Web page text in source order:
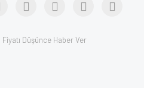
Fiyatı Düşünce Haber Ver